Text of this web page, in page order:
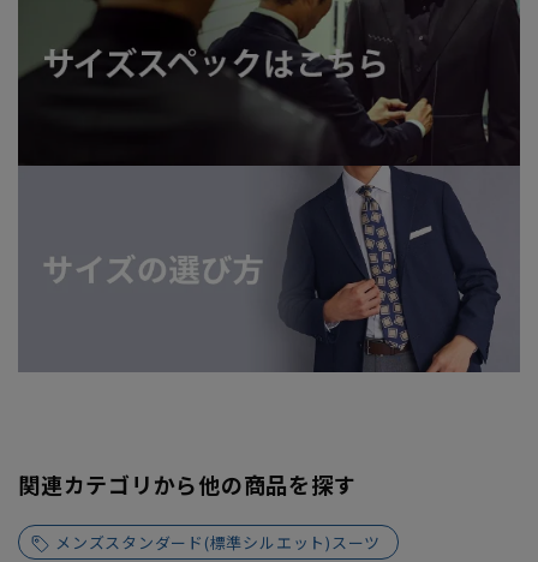
関連カテゴリから他の商品を探す
メンズスタンダード(標準シルエット)スーツ